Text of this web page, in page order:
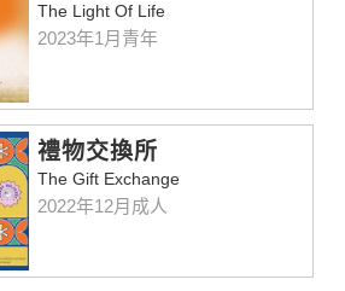
The Light Of Life
2023年1月青年
禮物交換所
The Gift Exchange
2022年12月成人